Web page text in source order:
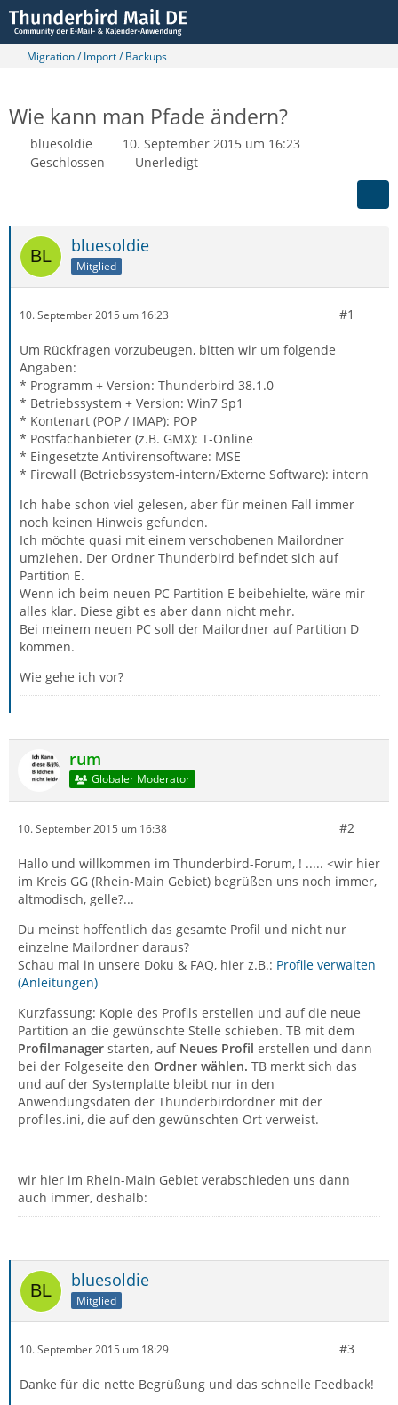
Migration / Import / Backups
Wie kann man Pfade ändern?
bluesoldie
10. September 2015 um 16:23
Geschlossen
Unerledigt
bluesoldie
Mitglied
10. September 2015 um 16:23 #1
Um Rückfragen vorzubeugen, bitten wir um folgende
Angaben:
* Programm + Version: Thunderbird 38.1.0
* Betriebssystem + Version: Win7 Sp1
* Kontenart (POP / IMAP): POP
* Postfachanbieter (z.B. GMX): T-Online
* Eingesetzte Antivirensoftware: MSE
* Firewall (Betriebssystem-intern/Externe Software): intern
Ich habe schon viel gelesen, aber für meinen Fall immer
noch keinen Hinweis gefunden.
Ich möchte quasi mit einem verschobenen Mailordner
umziehen. Der Ordner Thunderbird befindet sich auf
Partition E.
Wenn ich beim neuen PC Partition E beibehielte, wäre mir
alles klar. Diese gibt es aber dann nicht mehr.
Bei meinem neuen PC soll der Mailordner auf Partition D
kommen.
Wie gehe ich vor?
rum
Globaler Moderator
10. September 2015 um 16:38 #2
Hallo und willkommen im Thunderbird-Forum, ! ..... <wir hier
im Kreis GG (Rhein-Main Gebiet) begrüßen uns noch immer,
altmodisch, gelle?...
Du meinst hoffentlich das gesamte Profil und nicht nur
einzelne Mailordner daraus?
Schau mal in unsere Doku & FAQ, hier z.B.: Profile verwalten
(Anleitungen)
Kurzfassung: Kopie des Profils erstellen und auf die neue
Partition an die gewünschte Stelle schieben. TB mit dem
Profilmanager starten, auf Neues Profil erstellen und dann
bei der Folgeseite den Ordner wählen. TB merkt sich das
und auf der Systemplatte bleibt nur in den
Anwendungsdaten der Thunderbirdordner mit der
profiles.ini, die auf den gewünschten Ort verweist.
wir hier im Rhein-Main Gebiet verabschieden uns dann
auch immer, deshalb:
bluesoldie
Mitglied
10. September 2015 um 18:29 #3
Danke für die nette Begrüßung und das schnelle Feedback!